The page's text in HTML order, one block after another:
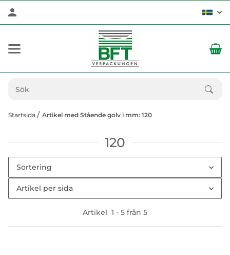
Startsida Artikel med Stående golv i mm: 120
120
Sortering
Artikel per sida
Artikel 1 - 5 från 5